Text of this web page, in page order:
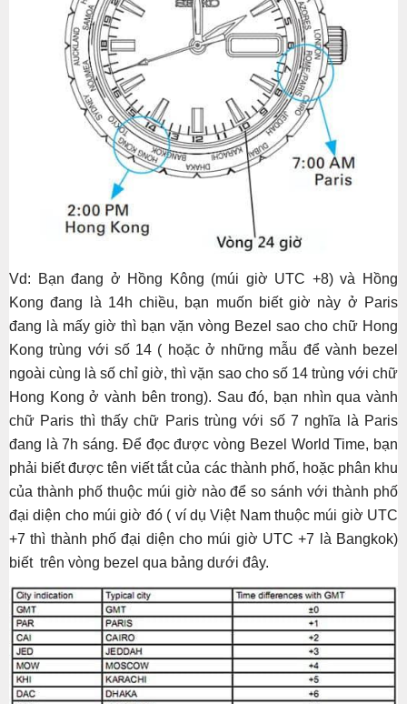
Vd: Bạn đang ở Hồng Kông (múi giờ UTC +8) và Hồng
Kong đang là 14h chiều, bạn muốn biết giờ này ở Paris
đang là mấy giờ thì bạn vặn vòng Bezel sao cho chữ Hong
Kong trùng với số 14 ( hoặc ở những mẫu để vành bezel
ngoài cùng là số chỉ giờ, thì vặn sao cho số 14 trùng với chữ
Hong Kong ở vành bên trong). Sau đó, bạn nhìn qua vành
chữ Paris thì thấy chữ Paris trùng với số 7 nghĩa là Paris
đang là 7h sáng. Để đọc được vòng Bezel World Time, bạn
phải biết được tên viết tắt của các thành phố, hoặc phân khu
của thành phố thuộc múi giờ nào để so sánh với thành phố
đại diện cho múi giờ đó ( ví dụ Việt Nam thuộc múi giờ UTC
+7 thì thành phố đại diện cho múi giờ UTC +7 là Bangkok)
biết trên vòng bezel qua bảng dưới đây.